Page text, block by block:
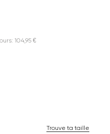
104,95 €
Trouve ta taille